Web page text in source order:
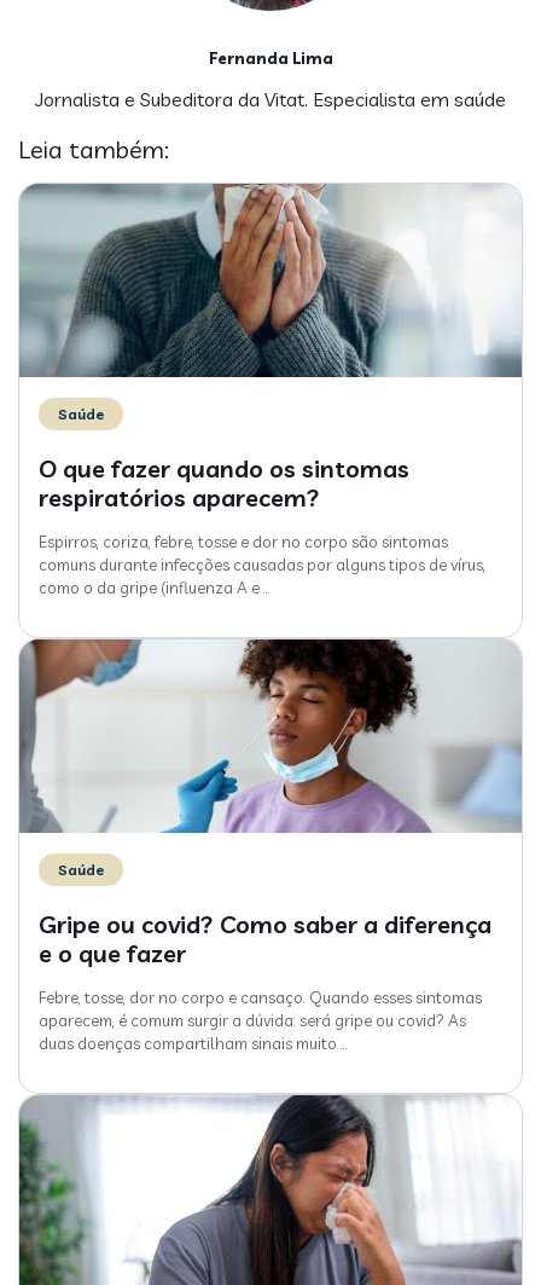
Fernanda Lima
Jornalista e Subeditora da Vitat. Especialista em saúde
Leia também:
Saúde
O que fazer quando os sintomas
respiratórios aparecem?
Espirros, coriza, febre, tosse e dor no corpo são sintomas
comuns durante infecções causadas por alguns tipos de vírus,
como o da gripe (influenza A e…
Saúde
Gripe ou covid? Como saber a diferença
e o que fazer
Febre, tosse, dor no corpo e cansaço. Quando esses sintomas
aparecem, é comum surgir a dúvida: será gripe ou covid? As
duas doenças compartilham sinais muito …